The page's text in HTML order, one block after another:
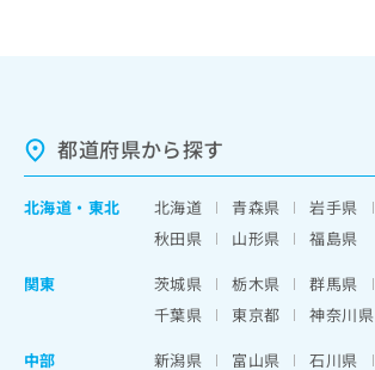
都道府県から探す
北海道 ・ 東北 北海道 青森県 岩手県
秋田県
山形県
福島県
関東
茨城県 栃木県 群馬県
千葉県
東京都 神奈川県
中部
新潟県 富山県 石川県